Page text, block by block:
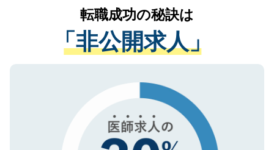
は、個人情報の取り扱いについての厳密な
管理基準を満たした事業者のみに付与され
る、プライバシーマークを取得済みです。
で、機密保持に関してもご安心ください。
かがいして、現在の医療機関の状況や紹介
経験をまじえながら、適切なアドバイスを
させていただきます。すぐにご転職をされ
ない方には、長期的なサポートが可能です
ので、まずはご登録ください。
転職成功の秘訣は
「非公開求人」